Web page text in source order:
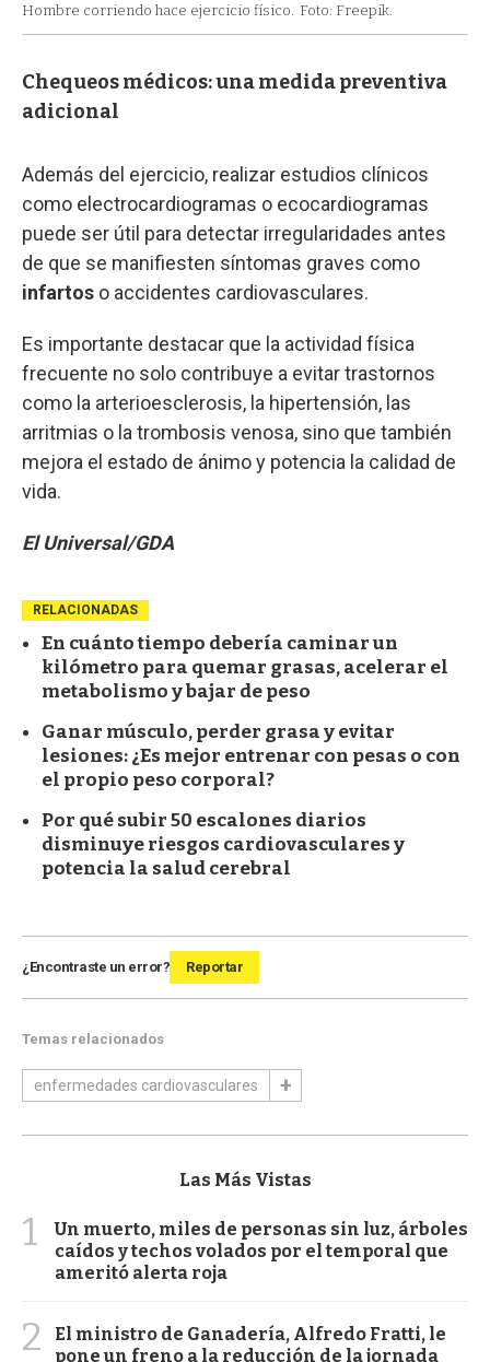
Hombre corriendo hace ejercicio físico. Foto: Freepik.
Chequeos médicos: una medida preventiva
adicional
Además del ejercicio, realizar estudios clínicos
como electrocardiogramas o ecocardiogramas
puede ser útil para detectar irregularidades antes
de que se manifiesten síntomas graves como
infartos o accidentes cardiovasculares.
Es importante destacar que la actividad física
frecuente no solo contribuye a evitar trastornos
como la arterioesclerosis, la hipertensión, las
arritmias o la trombosis venosa, sino que también
mejora el estado de ánimo y potencia la calidad de
vida.
El Universal/GDA
RELACIONADAS
En cuánto tiempo debería caminar un
kilómetro para quemar grasas, acelerar el
metabolismo y bajar de peso
Ganar músculo, perder grasa y evitar
lesiones: ¿Es mejor entrenar con pesas o con
el propio peso corporal?
Por qué subir 50 escalones diarios
disminuye riesgos cardiovasculares y
potencia la salud cerebral
¿Encontraste un error? Reportar
Temas relacionados
enfermedades cardiovasculares
Las Más Vistas
1
Un muerto, miles de personas sin luz, árboles
caídos y techos volados por el temporal que
ameritó alerta roja
2
El ministro de Ganadería, Alfredo Fratti, le
pone un freno a la reducción de la jornada